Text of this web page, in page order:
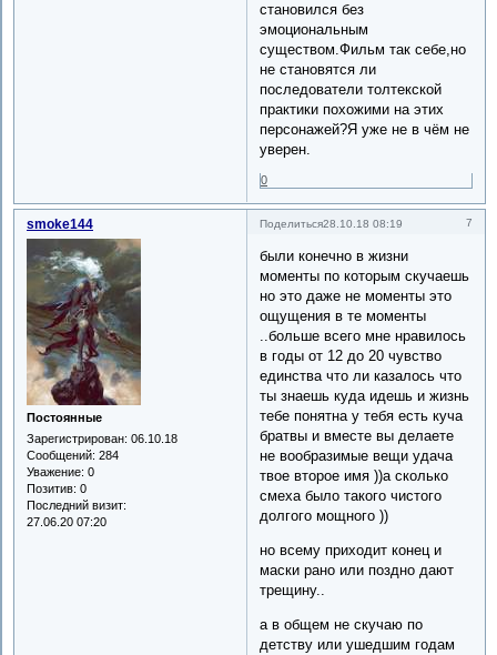
становился без
эмоциональным
существом.Фильм так себе,но
не становятся ли
последователи толтекской
практики похожими на этих
персонажей?Я уже не в чём не
уверен.
0
Поделиться 7
28.10.18 08:19
smoke144
Постоянные
Зарегистрирован: 06.10.18
Сообщений: 284
Уважение: 0
Позитив: 0
Последний визит:
27.06.20 07:20
были конечно в жизни
моменты по которым скучаешь
но это даже не моменты это
ощущения в те моменты
..больше всего мне нравилось
в годы от 12 до 20 чувство
единства что ли казалось что
ты знаешь куда идешь и жизнь
тебе понятна у тебя есть куча
братвы и вместе вы делаете
не вообразимые вещи удача
твое второе имя ))а сколько
смеха было такого чистого
долгого мощного ))
но всему приходит конец и
маски рано или поздно дают
трещину..
а в общем не скучаю по
детству или ушедшим годам